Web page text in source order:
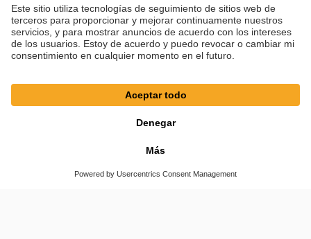
© SAF-HOLLAND SE
Configuración de cookies
Términos y condiciones